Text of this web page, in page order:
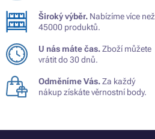
Široký výběr. Nabízíme více než
45000 produktů.
U nás máte čas.Zboží můžete
vrátit do 30 dnů.
Odměníme Vás.Za každý
nákup získáte věrnostní body.